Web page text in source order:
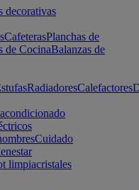
decorativas
CafeterasPlanchas de
de CocinaBalanzas de
RadiadoresCalefactores
Cuidado
limpiacristales